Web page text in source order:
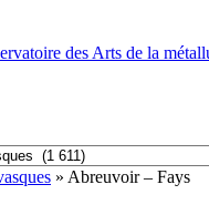
des Arts de la
» Abreuvoir – Fays